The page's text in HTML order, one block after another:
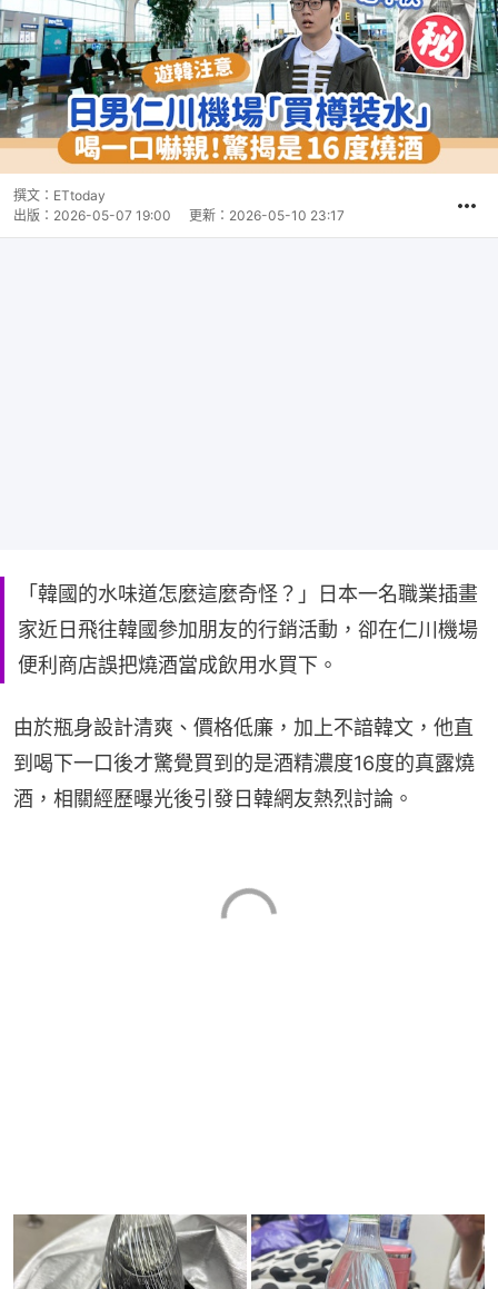
撰文： ETtoday
出版： 2026-05-07 19:00 更新： 2026-05-10 23:17
「韓國的水味道怎麼這麼奇怪？」日本一名職業插畫
家近日飛往韓國參加朋友的行銷活動，卻在仁川機場
便利商店誤把燒酒當成飲用水買下。
由於瓶身設計清爽、價格低廉，加上不諳韓文，他直
到喝下一口後才驚覺買到的是酒精濃度16度的真露燒
酒，相關經歷曝光後引發日韓網友熱烈討論。